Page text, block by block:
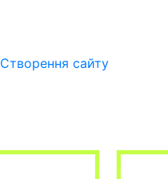
Створення сайту